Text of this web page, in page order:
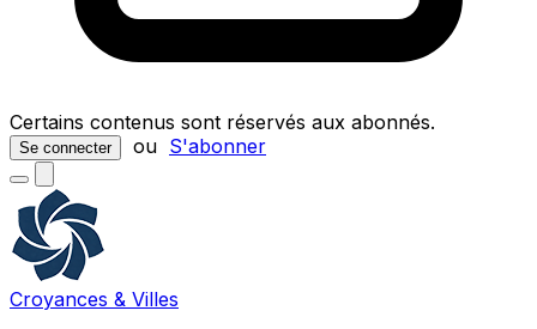
Certains contenus sont réservés aux abonnés.
Se connecter ou S'abonner
Croyances & Villes